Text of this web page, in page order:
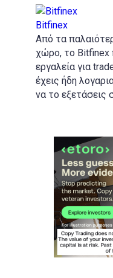
Bitfinex
Από τα
χώρο, το Bitfinex
εργαλεία για
έχεις ήδη
να το εξετάσεις